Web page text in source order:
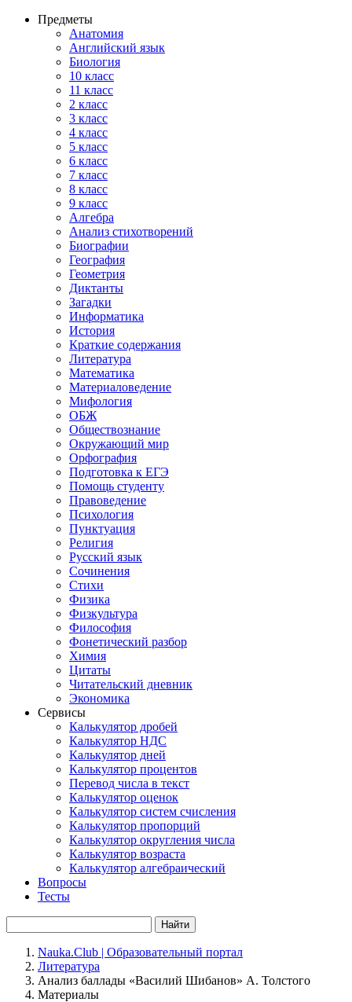
Предметы
Анатомия
Английский язык
Биология
10 класс
11 класс
2 класс
3 класс
4 класс
5 класс
6 класс
7 класс
8 класс
9 класс
Алгебра
Анализ стихотворений
Биографии
География
Геометрия
Диктанты
Загадки
Информатика
История
Краткие содержания
Литература
Математика
Материаловедение
Мифология
ОБЖ
Обществознание
Окружающий мир
Орфография
Подготовка к ЕГЭ
Помощь студенту
Правоведение
Психология
Пунктуация
Религия
Русский язык
Сочинения
Стихи
Физика
Физкультура
Философия
Фонетический разбор
Химия
Цитаты
Читательский дневник
Экономика
Сервисы
Калькулятор дробей
Калькулятор НДС
Калькулятор дней
Калькулятор процентов
Перевод числа в текст
Калькулятор оценок
Калькулятор систем счисления
Калькулятор пропорций
Калькулятор округления числа
Калькулятор возраста
Калькулятор алгебраический
Вопросы
Тесты
Найти
Nauka.Club | Образовательный портал
Литература
Анализ баллады «Василий Шибанов» А. Толстого
Материалы